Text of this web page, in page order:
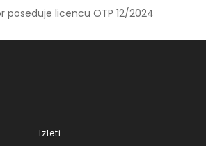
poseduje licencu OTP 12/2024
Izleti